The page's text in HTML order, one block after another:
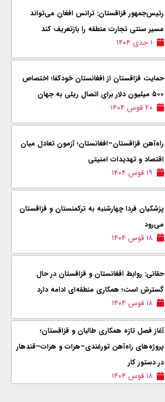
رئیس‌جمهور قزاقستان: ترانس‌ افغان می‌تواند
مسیر سنتی تجارت منطقه را بازتعریف کند
۱ جدی ۱۴۰۴
حمایت قزاقستان از افغانستان خودکفا؛ اختصاص
۵۰۰ میلیون دلار برای اتصال ریلی به جهان
۲۰ قوس ۱۴۰۴
راه‌آهن قزاقستان–افغانستان؛ آزمون تعادل میان
اقتصاد و تهدیدات امنیتی
۱۹ قوس ۱۴۰۴
پزشکیان فردا چهارشنبه به ترکمنستان و قزاقستان
می‌رود
۱۸ قوس ۱۴۰۴
حقانی: روابط افغانستان و قزاقستان در حال
گسترش است؛ همکاری منطقه‌ای ادامه دارد
۱۸ قوس ۱۴۰۴
آغاز فصل تازه همکاری طالبان و قزاقستان؛
پروژه‌های راه‌آهن تورغندی–هرات و هرات–قندهار
در دستور کار
۱۸ قوس ۱۴۰۴